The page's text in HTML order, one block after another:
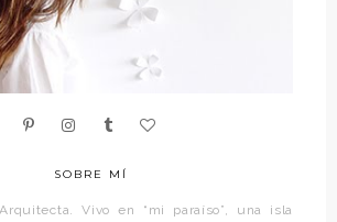
SOBRE MÍ
Vivo en “mi paraíso”, una isla